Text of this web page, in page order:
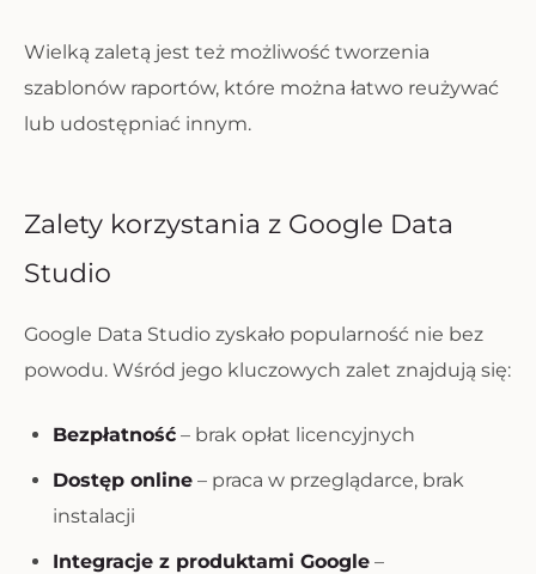
Wielką zaletą jest też możliwość tworzenia
szablonów raportów, które można łatwo reużywać
lub udostępniać innym.
Zalety korzystania z Google Data
Studio
Google Data Studio zyskało popularność nie bez
powodu. Wśród jego kluczowych zalet znajdują się:
Bezpłatność – brak opłat licencyjnych
Dostęp online – praca w przeglądarce, brak
instalacji
Integracje z produktami Google –